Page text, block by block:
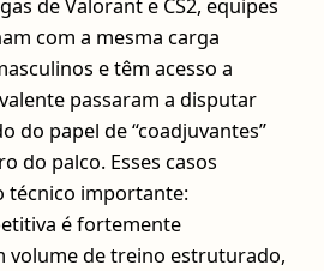
de Valorant e CS2, equipes
com a mesma carga
e têm acesso a
passaram a disputar
do papel de “coadjuvantes”
do palco. Esses casos
técnico importante:
é fortemente
volume de treino estruturado,